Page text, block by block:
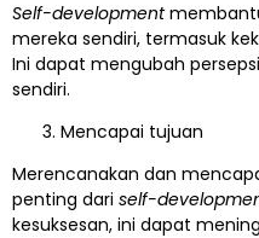
Self-development
mereka sendiri, termasuk
Ini dapat mengubah
sendiri.
Mencapai tujuan
Merencanakan dan
penting dari self-
kesuksesan, ini dapat